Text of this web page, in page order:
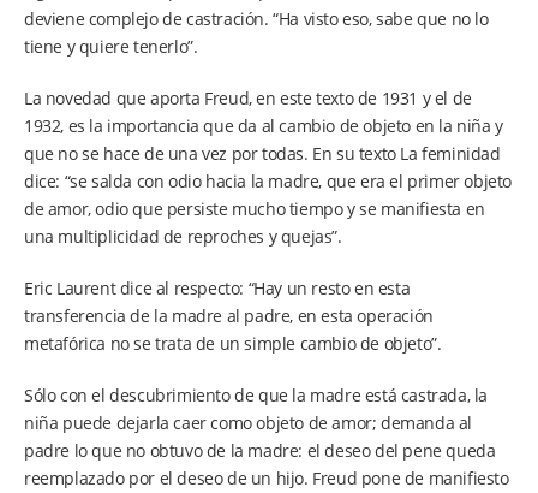
deviene complejo de castración. “Ha visto eso, sabe que no lo
tiene y quiere tenerlo”.
La novedad que aporta Freud, en este texto de 1931 y el de
1932, es la importancia que da al cambio de objeto en la niña y
que no se hace de una vez por todas. En su texto La feminidad
dice: “se salda con odio hacia la madre, que era el primer objeto
de amor, odio que persiste mucho tiempo y se manifiesta en
una multiplicidad de reproches y quejas”.
Eric Laurent dice al respecto: “Hay un resto en esta
transferencia de la madre al padre, en esta operación
metafórica no se trata de un simple cambio de objeto”.
Sólo con el descubrimiento de que la madre está castrada, la
niña puede dejarla caer como objeto de amor; demanda al
padre lo que no obtuvo de la madre: el deseo del pene queda
reemplazado por el deseo de un hijo. Freud pone de manifiesto